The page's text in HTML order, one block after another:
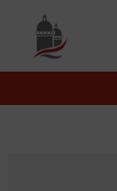
principal